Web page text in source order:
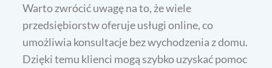
Warto zwrócić uwagę na to, że wiele
przedsiębiorstw oferuje usługi online, co
umożliwia konsultacje bez wychodzenia z domu.
Dzięki temu klienci mogą szybko uzyskać pomoc